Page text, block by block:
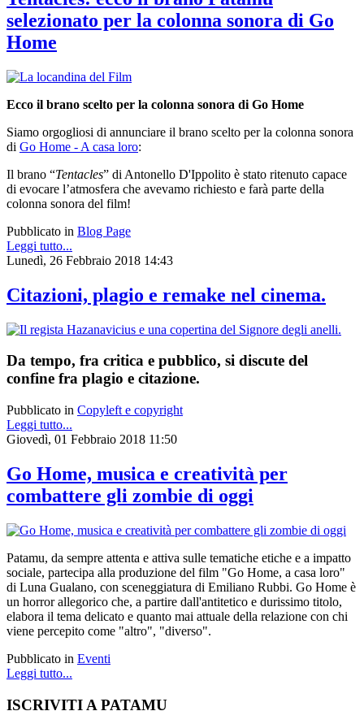
selezionato per la colonna sonora di Go
Home
Ecco il brano scelto per la colonna sonora di Go Home
Siamo orgogliosi di annunciare il brano scelto per la colonna sonora
di Go Home - A casa loro:
Il brano “Tentacles” di Antonello D'Ippolito è stato ritenuto capace
di evocare l’atmosfera che avevamo richiesto e farà parte della
colonna sonora del film!
Pubblicato in Blog Page
Leggi tutto...
Lunedì, 26 Febbraio 2018 14:43
Citazioni, plagio e remake nel cinema.
Da tempo, fra critica e pubblico, si discute del
confine fra plagio e citazione.
Pubblicato in Copyleft e copyright
Leggi tutto...
Giovedì, 01 Febbraio 2018 11:50
Go Home, musica e creatività per
combattere gli zombie di oggi
Patamu, da sempre attenta e attiva sulle tematiche etiche e a impatto
sociale, partecipa alla produzione del film "Go Home, a casa loro"
di Luna Gualano, con sceneggiatura di Emiliano Rubbi. Go Home è
un horror allegorico che, a partire dall'antitetico e durissimo titolo,
elabora il tema delicato e quanto mai attuale della relazione con chi
viene percepito come "altro", "diverso".
Pubblicato in Eventi
Leggi tutto...
ISCRIVITI A PATAMU